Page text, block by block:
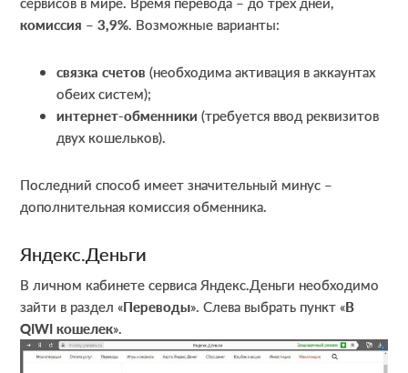
комиссия – 3,9%. Возможные варианты:
связка счетов (необходима активация в аккаунтах
обеих систем);
интернет-обменники (требуется ввод реквизитов
двух кошельков).
Последний способ имеет значительный минус –
дополнительная комиссия обменника.
Яндекс.Деньги
В личном кабинете сервиса Яндекс.Деньги необходимо
зайти в раздел «Переводы». Слева выбрать пункт «В
QIWIкошелек».